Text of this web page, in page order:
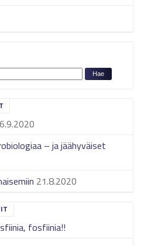
– ja jäähyväiset
21.8.2020
fosfiinia!!